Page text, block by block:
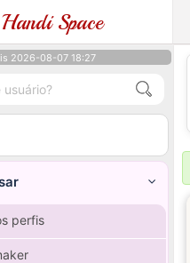
Space
2026-08-07 18:27
perfis